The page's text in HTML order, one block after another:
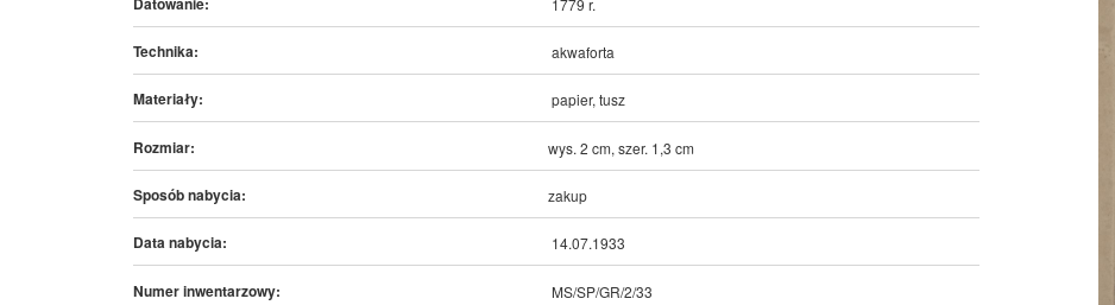
Technika: akwaforta
Materiały: papier, tusz
Rozmiar: wys. 2 cm, szer. 1,3 cm
Sposób nabycia: zakup
Data nabycia: 14.07.1933
Numer inwentarzowy: MS/SP/GR/2/33